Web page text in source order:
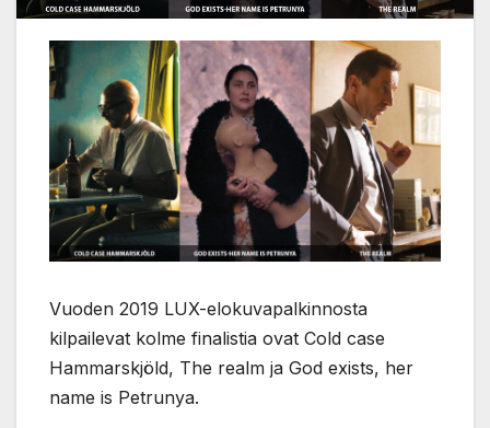
Vuoden 2019 LUX-elokuvapalkinnosta
kilpailevat kolme finalistia ovat Cold case
Hammarskjöld, The realm ja God exists, her
name is Petrunya.